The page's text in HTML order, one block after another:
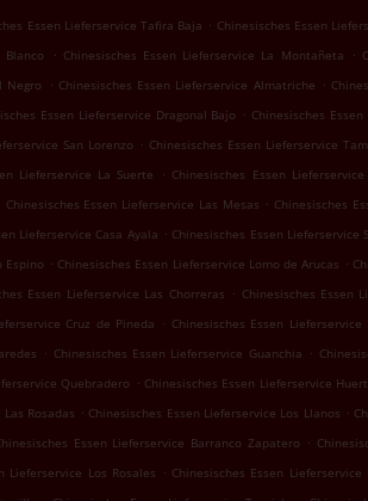
Essen Lieferservice Tafira Baja . Chinesisches Essen
Blanco . Chinesisches Essen Lieferservice La Montañeta .
Negro . Chinesisches Essen Lieferservice Almatriche .
Essen Lieferservice Dragonal Bajo . Chinesisches
San Lorenzo . Chinesisches Essen Lieferservice
Lieferservice La Suerte . Chinesisches Essen
Chinesisches Essen Lieferservice Las Mesas . Chinesisches
Lieferservice Casa Ayala . Chinesisches Essen Lieferservice
Espino . Chinesisches Essen Lieferservice Lomo de Arucas .
Essen Lieferservice Las Chorreras . Chinesisches Essen
Cruz de Pineda . Chinesisches Essen Lieferservice
. Chinesisches Essen Lieferservice Guanchia .
Quebradero . Chinesisches Essen Lieferservice
Rosadas . Chinesisches Essen Lieferservice Los Llanos .
Essen Lieferservice Barranco Zapatero .
Lieferservice Los Rosales . Chinesisches Essen Lieferservice